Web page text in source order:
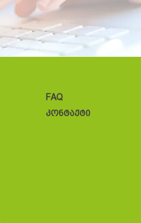
FAQ
კონტაქტი